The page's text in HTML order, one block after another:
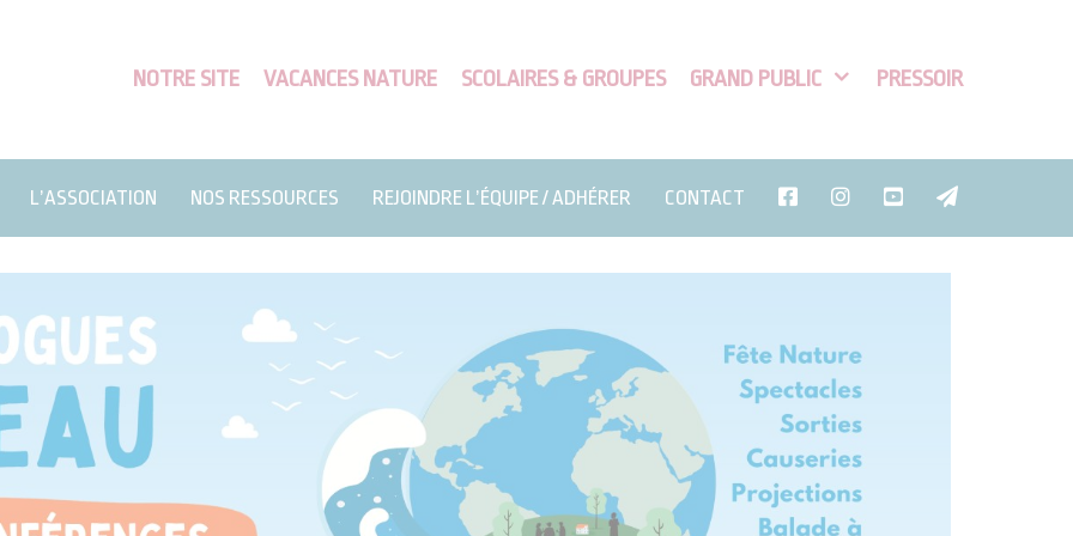
NOTRE SITE VACANCES NATURE SCOLAIRES & GROUPES GRAND PUBLIC PRESSOIR
L’ASSOCIATION NOS RESSOURCES REJOINDRE L’ÉQUIPE / ADHÉRER CONTACT